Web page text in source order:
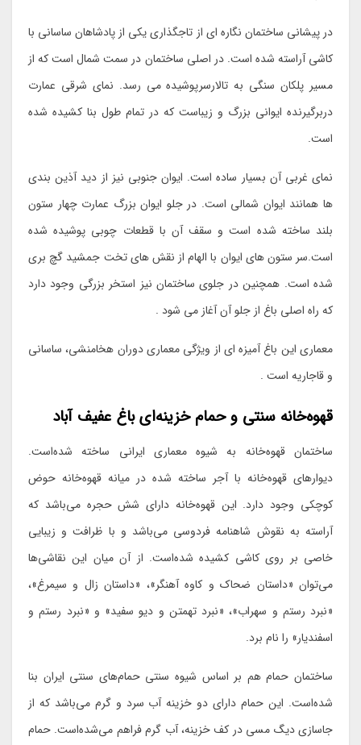
در پیشانی ساختمان نگاره ای از تاجگذاری یکی از پادشاهان ساسانی با
کاشی آراسته شده است. در اصلی ساختمان در سمت شمال است که از
مسیر پلکان سنگی به تالارسرپوشیده می رسد. نمای شرقی عمارت
دربرگیرنده ایوانی بزرگ و زیباست که در تمام طول بنا کشیده شده
است.
نمای غربی آن بسیار ساده است. ایوان جنوبی نیز از دید آذین بندی
ها همانند ایوان شمالی است. در جلو ایوان بزرگ عمارت چهار ستون
بلند ساخته شده است و سقف آن با قطعات چوبی پوشیده شده
است.سر ستون های ایوان با الهام از نقش های تخت جمشید گچ بری
شده است. همچنین در جلوی ساختمان نیز استخر بزرگی وجود دارد
که راه اصلی باغ از جلو آن آغاز می شود .
معماری این باغ آمیزه ای از ویژگی معماری دوران هخامنشی، ساسانی
و قاجاریه است .
قهوه‌خانه سنتی و حمام خزینه‌ای باغ عفیف آباد
ساختمان قهوه‌خانه به شیوه معماری ایرانی ساخته شده‌است.
دیوارهای قهوه‌خانه با آجر ساخته شده در میانه قهوه‌خانه حوض
کوچکی وجود دارد. این قهوه‌خانه دارای شش حجره می‌باشد که
آراسته به نقوش شاهنامه فردوسی می‌باشد و با ظرافت و زیبایی
خاصی بر روی کاشی کشیده شده‌است. از آن میان این نقاشی‌ها
می‌توان «داستان ضحاک و کاوه آهنگر»، «داستان زال و سیمرغ»،
«نبرد رستم و سهراب»، «نبرد تهمتن و دیو سفید» و «نبرد رستم و
اسفندیار» را نام برد.
ساختمان حمام هم بر اساس شیوه سنتی حمام‌های سنتی ایران بنا
شده‌است. این حمام دارای دو خزینه آب سرد و گرم می‌باشد که از
جاسازی دیگ مسی در کف خزینه، آب گرم فراهم می‌شده‌است. حمام